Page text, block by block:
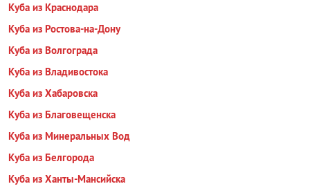
Куба из Краснодара
Куба из Ростова-на-Дону
Куба из Волгограда
Куба из Владивостока
Куба из Хабаровска
Куба из Благовещенска
Куба из Минеральных Вод
Куба из Белгорода
Куба из Ханты-Мансийска